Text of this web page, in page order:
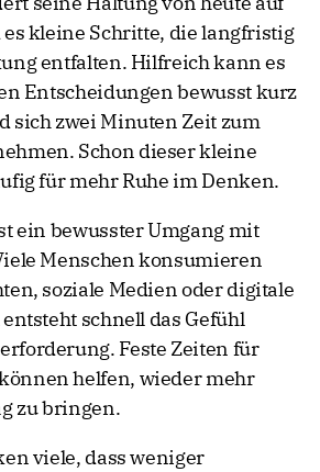
kleine Schritte, die langfristig
entfalten. Hilfreich kann es
Entscheidungen bewusst kurz
sich zwei Minuten Zeit zum
Schon dieser kleine
für mehr Ruhe im Denken.
ein bewusster Umgang mit
Menschen konsumieren
soziale Medien oder digitale
schnell das Gefühl
Feste Zeiten für
helfen, wieder mehr
zu bringen.
viele, dass weniger